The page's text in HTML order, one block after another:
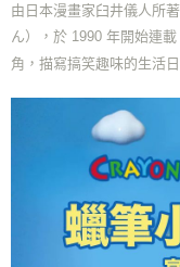
任。
４．使用「AFTEE先享後
時審查核予不同之上限額
請求用戶進行身份認證。
恩沛科技股份有限公司將
由日本漫畫家臼井儀人所
ん），於 1990 年開始連
角，描寫搞笑趣味的生活